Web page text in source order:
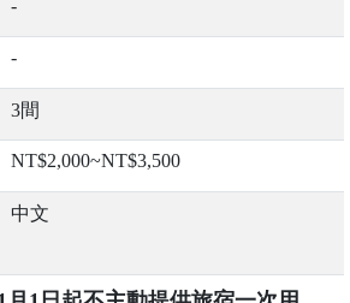
-
-
3間
NT$2,000~NT$3,500
中文